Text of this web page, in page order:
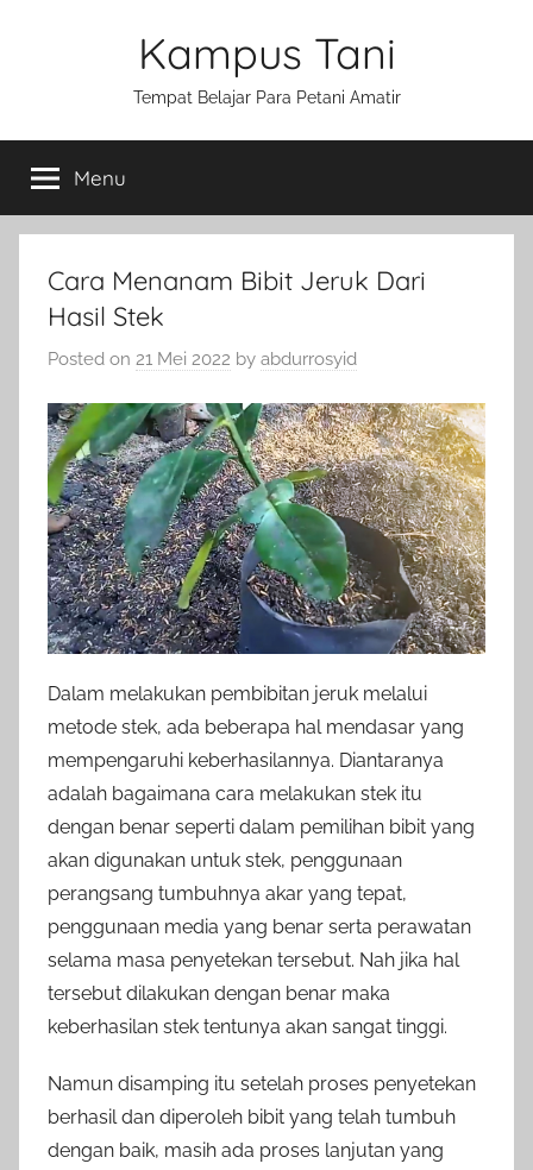
Kampus Tani
Tempat Belajar Para Petani Amatir
Menu
Cara Menanam Bibit Jeruk Dari
Hasil Stek
Posted on 21 Mei 2022 by abdurrosyid
Dalam melakukan pembibitan jeruk melalui
metode stek, ada beberapa hal mendasar yang
mempengaruhi keberhasilannya. Diantaranya
adalah bagaimana cara melakukan stek itu
dengan benar seperti dalam pemilihan bibit yang
akan digunakan untuk stek, penggunaan
perangsang tumbuhnya akar yang tepat,
penggunaan media yang benar serta perawatan
selama masa penyetekan tersebut. Nah jika hal
tersebut dilakukan dengan benar maka
keberhasilan stek tentunya akan sangat tinggi.
Namun disamping itu setelah proses penyetekan
berhasil dan diperoleh bibit yang telah tumbuh
dengan baik, masih ada proses lanjutan yang